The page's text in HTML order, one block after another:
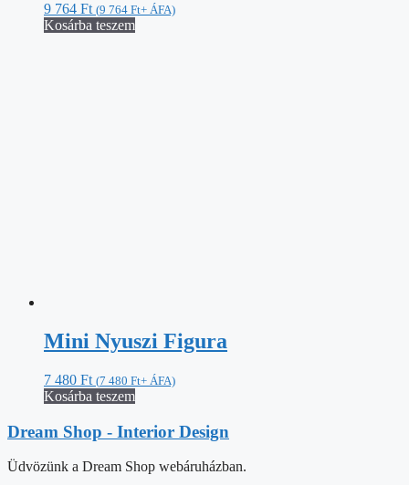
9 764 Ft (9 764 Ft+ ÁFA)
Kosárba teszem
Mini Nyuszi Figura
7 480 Ft (7 480 Ft+ ÁFA)
Kosárba teszem
Dream Shop - Interior Design
Üdvözünk a Dream Shop webáruházban.